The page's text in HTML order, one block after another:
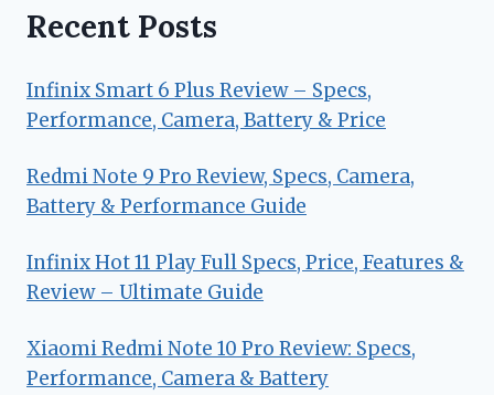
Recent Posts
Infinix Smart 6 Plus Review – Specs,
Performance, Camera, Battery & Price
Redmi Note 9 Pro Review, Specs, Camera,
Battery & Performance Guide
Infinix Hot 11 Play Full Specs, Price, Features &
Review – Ultimate Guide
Xiaomi Redmi Note 10 Pro Review: Specs,
Performance, Camera & Battery